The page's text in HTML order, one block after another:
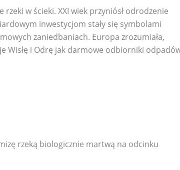
w ścieki. XXI wiek przyniósł odrodzenie
inwestycjom stały się symbolami
zaniedbaniach. Europa zrozumiała,
Wisłę i Odrę jak darmowe odbiorniki
rzeką biologicznie martwą na odcinku